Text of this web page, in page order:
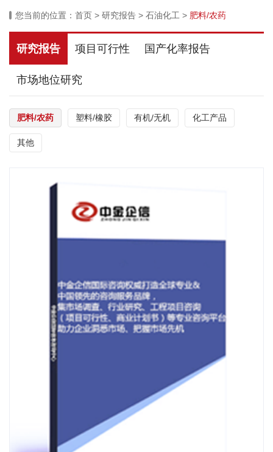
您当前的位置： 首页 > 研究报告 > 石油化工 > 肥料/农药
研究报告 项目可行性 国产化率报告
市场地位研究
肥料/农药 塑料/橡胶 有机/无机 化工产品
其他